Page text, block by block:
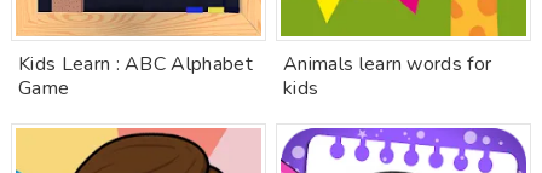
Kids Learn : ABC Alphabet
Game
Animals learn words for
kids